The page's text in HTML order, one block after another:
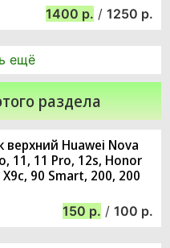
1400 / 1250
ещё
раздела
Huawei Nova
11, 11 Pro, 12s, Honor
X9c, 90 Smart, 200, 200
150 / 100